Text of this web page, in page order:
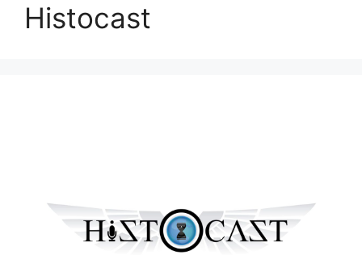
Histocast